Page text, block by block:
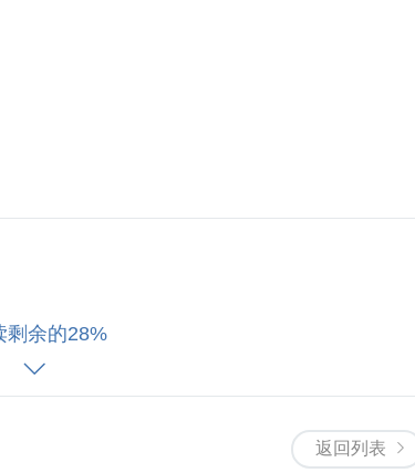
剩余的28%
返回列表